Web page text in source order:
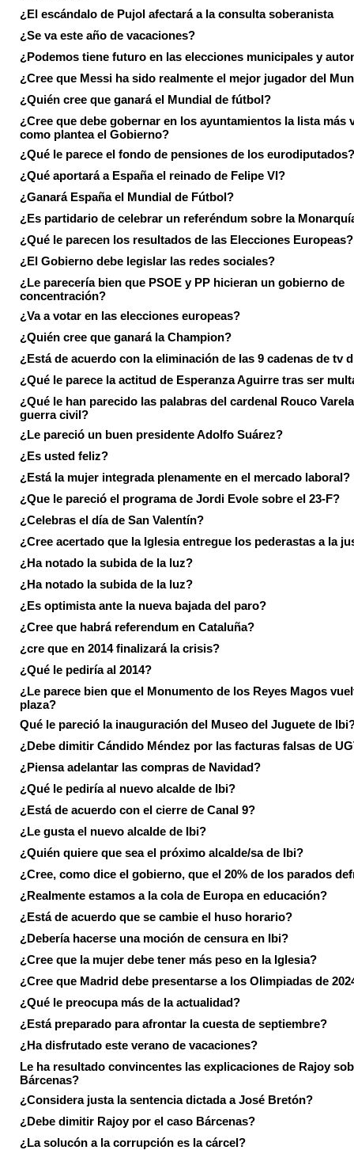
¿El escándalo de Pujol afectará a la consulta soberanista
¿Se va este año de vacaciones?
¿Podemos tiene futuro en las elecciones municipales y
¿Cree que Messi ha sido realmente el mejor jugador del
¿Quién cree que ganará el Mundial de fútbol?
¿Cree que debe gobernar en los ayuntamientos la lista más
como plantea el Gobierno?
¿Qué le parece el fondo de pensiones de los eurodiputados?
¿Qué aportará a España el reinado de Felipe VI?
¿Ganará España el Mundial de Fútbol?
¿Es partidario de celebrar un referéndum sobre la
¿Qué le parecen los resultados de las Elecciones Europeas?
¿El Gobierno debe legislar las redes sociales?
¿Le parecería bien que PSOE y PP hicieran un gobierno de
concentración?
¿Va a votar en las elecciones europeas?
¿Quién cree que ganará la Champion?
¿Está de acuerdo con la eliminación de las 9 cadenas de tv
¿Qué le parece la actitud de Esperanza Aguirre tras ser
¿Qué le han parecido las palabras del cardenal Rouco
guerra civil?
¿Le pareció un buen presidente Adolfo Suárez?
¿Es usted feliz?
¿Está la mujer integrada plenamente en el mercado laboral?
¿Que le pareció el programa de Jordi Evole sobre el 23-F?
¿Celebras el día de San Valentín?
¿Cree acertado que la Iglesia entregue los pederastas a la
¿Ha notado la subida de la luz?
¿Ha notado la subida de la luz?
¿Es optimista ante la nueva bajada del paro?
¿Cree que habrá referendum en Cataluña?
¿cre que en 2014 finalizará la crisis?
¿Qué le pediría al 2014?
¿Le parece bien que el Monumento de los Reyes Magos
plaza?
Qué le pareció la inauguración del Museo del Juguete de
¿Debe dimitir Cándido Méndez por las facturas falsas de
¿Piensa adelantar las compras de Navidad?
¿Qué le pediría al nuevo alcalde de Ibi?
¿Está de acuerdo con el cierre de Canal 9?
¿Le gusta el nuevo alcalde de Ibi?
¿Quién quiere que sea el próximo alcalde/sa de Ibi?
¿Cree, como dice el gobierno, que el 20% de los parados
¿Realmente estamos a la cola de Europa en educación?
¿Está de acuerdo que se cambie el huso horario?
¿Debería hacerse una moción de censura en Ibi?
¿Cree que la mujer debe tener más peso en la Iglesia?
¿Cree que Madrid debe presentarse a los Olimpiadas de
¿Qué le preocupa más de la actualidad?
¿Está preparado para afrontar la cuesta de septiembre?
¿Ha disfrutado este verano de vacaciones?
Le ha resultado convincentes las explicaciones de Rajoy
Bárcenas?
¿Considera justa la sentencia dictada a José Bretón?
¿Debe dimitir Rajoy por el caso Bárcenas?
¿La solucón a la corrupción es la cárcel?